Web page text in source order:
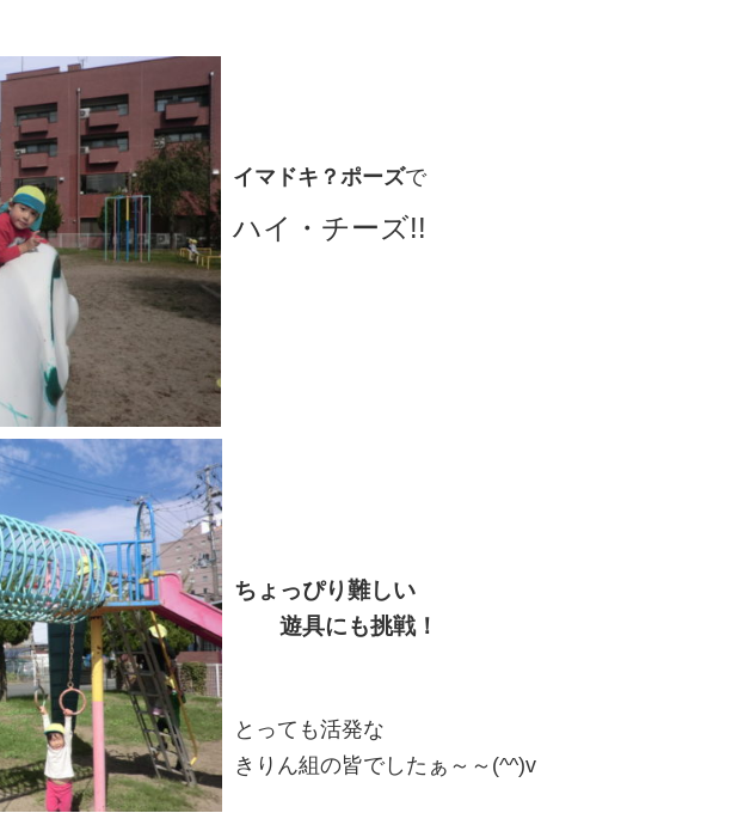
イマドキ？ポーズで
ハイ・チーズ!!
ちょっぴり難しい
遊具にも挑戦！
とっても活発な
きりん組の皆でしたぁ～～(^^)v